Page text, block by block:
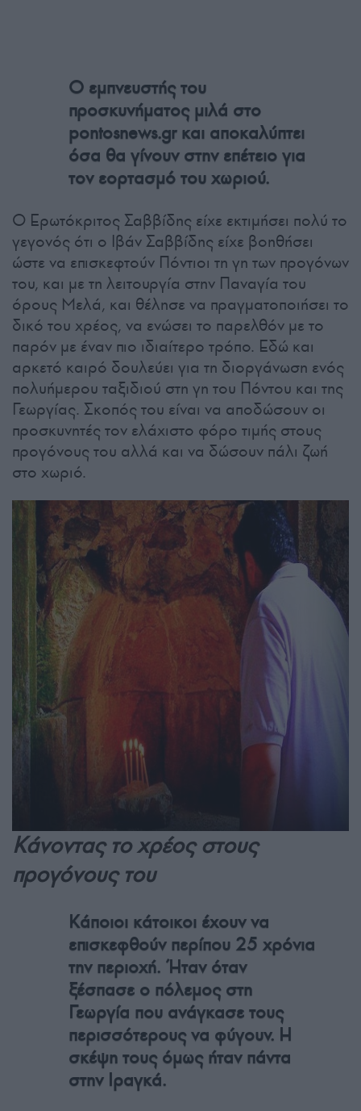
Ο εμπνευστής του
προσκυνήματος μιλά στο
pontosnews.gr και αποκαλύπτει
όσα θα γίνουν στην επέτειο για
τον εορτασμό του χωριού.
Ο Ερωτόκριτος Σαββίδης είχε εκτιμήσει πολύ το
γεγονός ότι ο Ιβάν Σαββίδης είχε βοηθήσει
ώστε να επισκεφτούν Πόντιοι τη γη των προγόνων
του, και με τη λειτουργία στην Παναγία του
όρους Μελά, και θέλησε να πραγματοποιήσει το
δικό του χρέος, να ενώσει το παρελθόν με το
παρόν με έναν πιο ιδιαίτερο τρόπο. Εδώ και
αρκετό καιρό δουλεύει για τη διοργάνωση ενός
πολυήμερου ταξιδιού στη γη του Πόντου και της
Γεωργίας. Σκοπός του είναι να αποδώσουν οι
προσκυνητές τον ελάχιστο φόρο τιμής στους
προγόνους του αλλά και να δώσουν πάλι ζωή
στο χωριό.
Κάνοντας το χρέος στους
προγόνους του
Κάποιοι κάτοικοι έχουν να
επισκεφθούν περίπου 25 χρόνια
την περιοχή. Ήταν όταν
ξέσπασε ο πόλεμος στη
Γεωργία που ανάγκασε τους
περισσότερους να φύγουν. Η
σκέψη τους όμως ήταν πάντα
στην Ιραγκά.